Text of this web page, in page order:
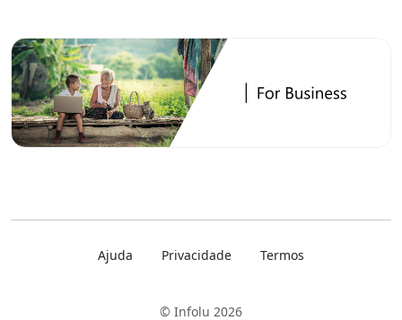
Ajuda Privacidade Termos
© Infolu 2026